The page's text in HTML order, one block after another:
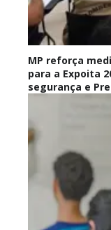
MP reforça
para a Expoita
segurança e